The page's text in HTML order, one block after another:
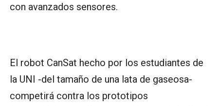
con avanzados sensores.
El robot CanSat hecho por los estudiantes de
la UNI -del tamaño de una lata de gaseosa-
competirá contra los prototipos